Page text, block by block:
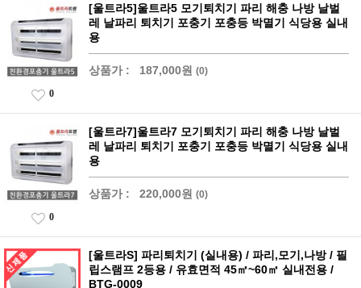
[울트라5]울트라5 모기퇴치기 파리 해충 나방 날벌
레 날파리 퇴치기 포충기 포충등 박멸기 식당용 실내
용
상품가 : 187,000원 (0)
0
[울트라7]울트라7 모기퇴치기 파리 해충 나방 날벌
레 날파리 퇴치기 포충기 포충등 박멸기 식당용 실내
용
상품가 : 220,000원 (0)
0
[울트라S] 파리퇴치기 (실내용) / 파리,모기,나방 / 필
립스램프 2등용 / 유효면적 45㎡~60㎡ 실내전용 /
BTG-0009